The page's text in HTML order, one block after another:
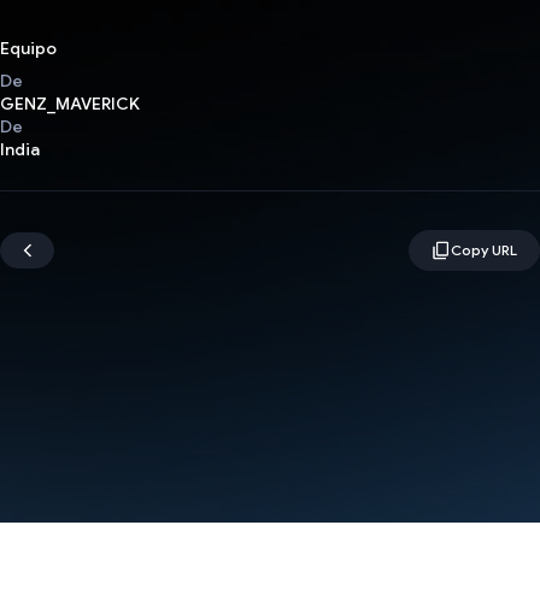
Equipo
De
GENZ_MAVERICK
De
India